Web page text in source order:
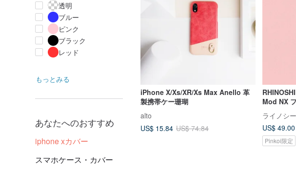
透明
ブルー
ピンク
ブラック
レッド
もっとみる
あなたへのおすすめ
iphone xカバー
スマホケース・カバー
iPhone X/Xs/XR/Xs Max Anello 革
製携帯ケー珊瑚
alto
US$ 15.84 US$ 74.84
Mod NX
MagSafe
飛んで行
US$ 49.00
Pinkoi限定